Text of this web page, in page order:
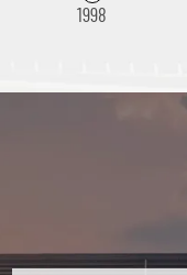
1998